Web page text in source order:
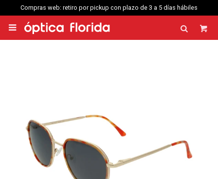
Compras web: retiro por pickup con plazo de 3 a 5 días hábiles
